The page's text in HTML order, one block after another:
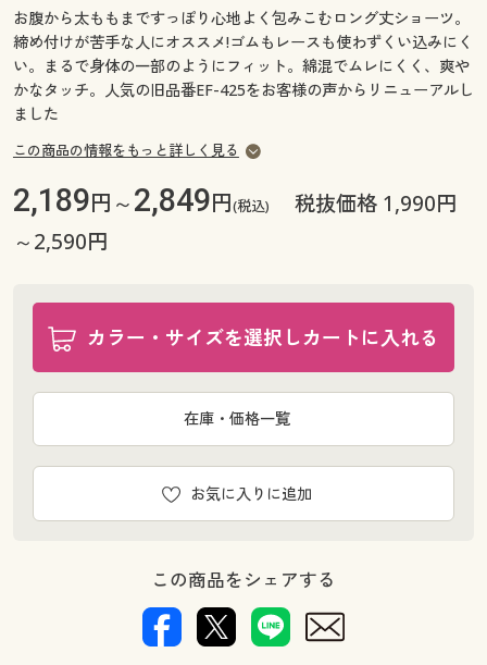
ご利用ガイド
よくある質問とお問い合わせ
よくある質問とお問い合わせ
お腹から太ももまですっぽり心地よく包みこむロング丈ショーツ。
締め付けが苦手な人にオススメ!ゴムもレースも使わずくい込みにく
い。まるで身体の一部のようにフィット。綿混でムレにくく、爽や
かなタッチ。人気の旧品番EF-425をお客様の声からリニューアルし
ました
この商品の情報をもっと詳しく見る
2,189円～2,849円(税込)
税抜価格 1,990円
～2,590円
カラー・サイズを選択しカートに入れる
お気に入りに追加
在庫・価格一覧
この商品をシェアする